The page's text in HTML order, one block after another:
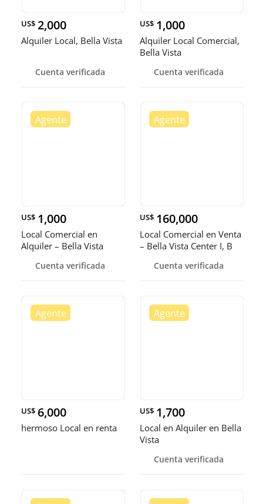
US$ 2,000
Alquiler Local, Bella Vista
Cuenta verificada
US$ 1,000
Alquiler Local Comercial,
Bella Vista
Cuenta verificada
US$ 1,000
Local Comercial en
Alquiler – Bella Vista
Cuenta verificada
US$ 160,000
Local Comercial en Venta
– Bella Vista Center I, B
Cuenta verificada
US$ 6,000
hermoso Local en renta
US$ 1,700
Local en Alquiler en Bella
Vista
Cuenta verificada